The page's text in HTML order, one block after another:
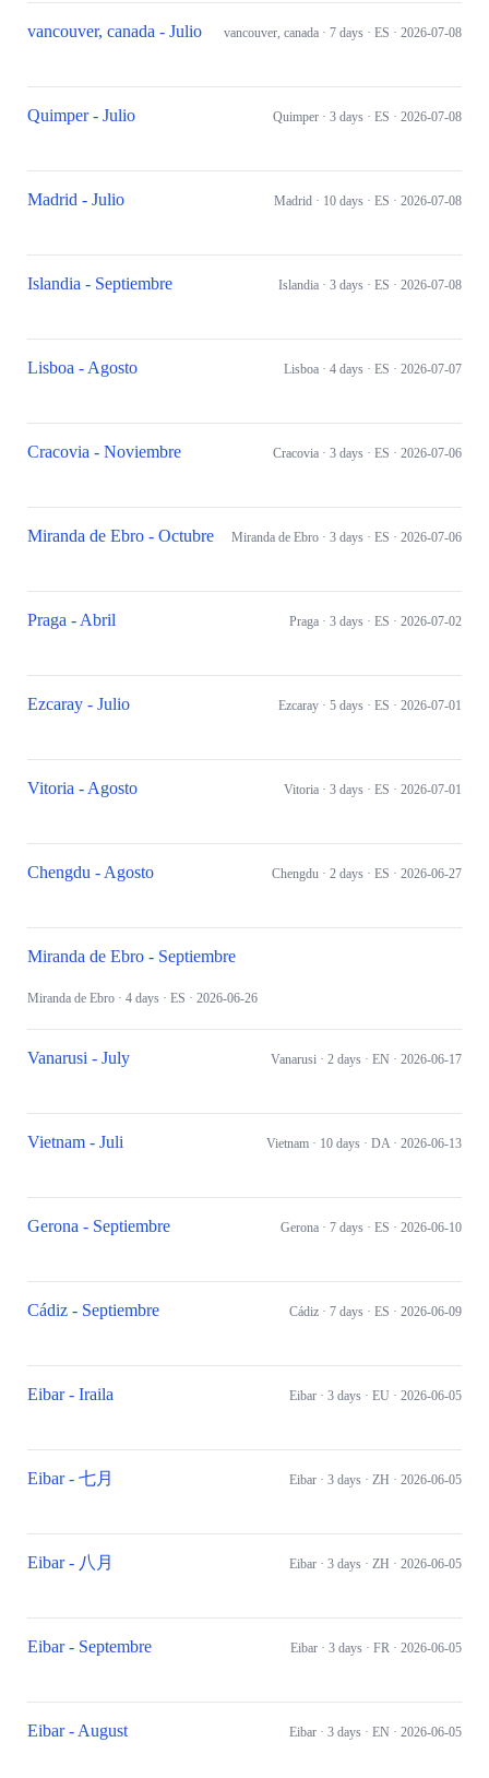
vancouver, canada - Julio vancouver, canada · 7 days · ES · 2026-07-08
Quimper - Julio Quimper · 3 days · ES · 2026-07-08
Madrid - Julio Madrid · 10 days · ES · 2026-07-08
Islandia - Septiembre Islandia · 3 days · ES · 2026-07-08
Lisboa - Agosto Lisboa · 4 days · ES · 2026-07-07
Cracovia - Noviembre Cracovia · 3 days · ES · 2026-07-06
Miranda de Ebro - Octubre Miranda de Ebro · 3 days · ES · 2026-07-06
Praga - Abril Praga · 3 days · ES · 2026-07-02
Ezcaray - Julio Ezcaray · 5 days · ES · 2026-07-01
Vitoria - Agosto Vitoria · 3 days · ES · 2026-07-01
Chengdu - Agosto Chengdu · 2 days · ES · 2026-06-27
Miranda de Ebro - Septiembre
Miranda de Ebro · 4 days · ES · 2026-06-26
Vanarusi - July Vanarusi · 2 days · EN · 2026-06-17
Vietnam - Juli Vietnam · 10 days · DA· 2026-06-13
Gerona - Septiembre Gerona · 7 days · ES · 2026-06-10
Cádiz - Septiembre Cádiz · 7 days · ES · 2026-06-09
Eibar - Iraila Eibar · 3 days · EU · 2026-06-05
Eibar - 七月 Eibar · 3 days · ZH · 2026-06-05
Eibar - 八月 Eibar · 3 days · ZH · 2026-06-05
Eibar - Septembre Eibar · 3 days · FR · 2026-06-05
Eibar - August Eibar · 3 days · EN · 2026-06-05